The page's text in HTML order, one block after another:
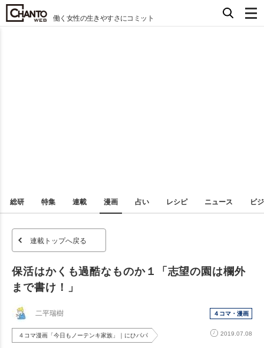
働く女性の生きやすさにコミット
総研 特集 連載 漫画 占い レシピ ニュース ビ
連載トップへ戻る
保活はかくも過酷なものか１「志望の園は欄外
まで書け！」
二平瑞樹 ４コマ・漫画
４コマ漫画「今日もノーテンキ家族」｜にひパパ 2019.07.08